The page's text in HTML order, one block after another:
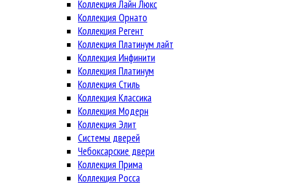
Коллекция Лайн Люкс
Коллекция Орнато
Коллекция Регент
Коллекция Платинум лайт
Коллекция Инфинити
Коллекция Платинум
Коллекция Стиль
Коллекция Классика
Коллекция Модерн
Коллекция Элит
Системы дверей
Чебоксарские двери
Коллекция Прима
Коллекция Росса